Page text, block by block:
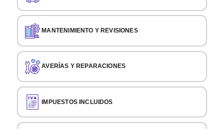
MANTENIMIENTO Y REVISIONES
AVERÍAS Y REPARACIONES
IMPUESTOS INCLUIDOS